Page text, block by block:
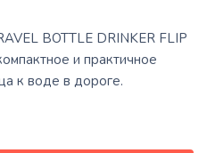
BOTTLE DRINKER FLIP
и практичное
к воде в дороге.